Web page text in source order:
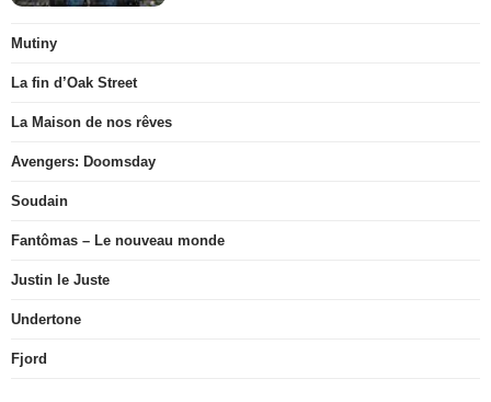
Mutiny
La fin d’Oak Street
La Maison de nos rêves
Avengers: Doomsday
Soudain
Fantômas – Le nouveau monde
Justin le Juste
Undertone
Fjord